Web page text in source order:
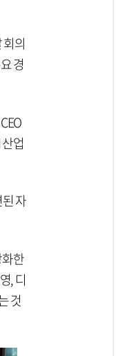
의
경
업
자
한
, 디
것